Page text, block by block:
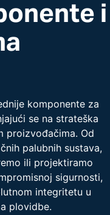
i
komponente za
se na strateška
proizvođačima. Od
palubnih sustava,
ili projektiramo
sigurnosti,
integritetu u
plovidbe.